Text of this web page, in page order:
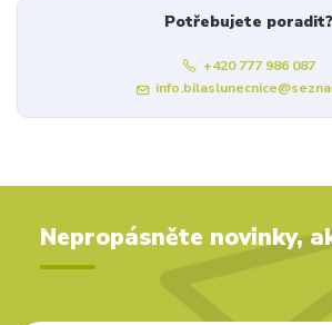
Potřebujete poradit?
+420 777 986 087
Nepropásněte novinky,